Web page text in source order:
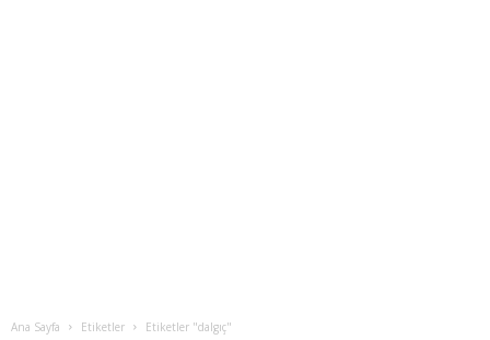
Ana Sayfa Etiketler Etiketler "dalgıç"